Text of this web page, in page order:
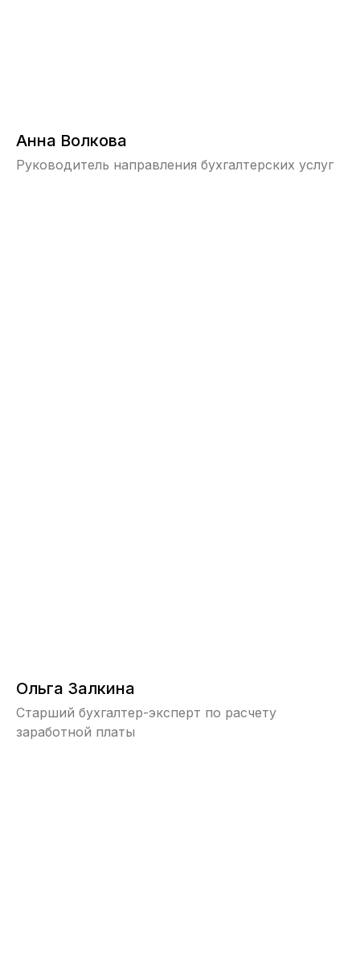
Анна Волкова
Руководитель направления бухгалтерских услуг
Ольга Залкина
Старший бухгалтер-эксперт по расчету
заработной платы